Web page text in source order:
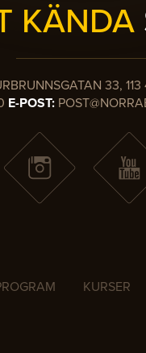
KÄNDA
33,
E-POST:
KURSER